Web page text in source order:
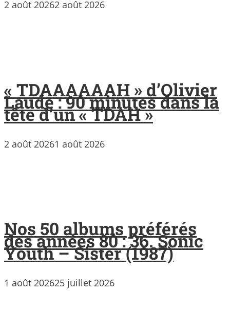
2 août 20262 août 2026
« TDAAAAAAH » d’Olivier
Laude : 90 minutes dans la
tête d’un « TDAH »
2 août 20261 août 2026
Nos 50 albums préférés
des années 80 : 36. Sonic
Youth – Sister (1987)
1 août 202625 juillet 2026